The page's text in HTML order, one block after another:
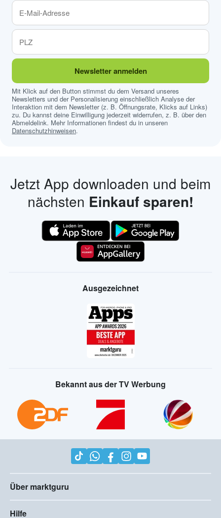
Newsletter anmelden
Mit Klick auf den Button stimmst du dem Versand unseres
Newsletters und der Personalisierung einschließlich Analyse der
Interaktion mit dem Newsletter (z. B. Öffnungsrate, Klicks auf Links)
zu. Du kannst deine Einwilligung jederzeit widerrufen, z. B. über den
Abmeldelink. Mehr Informationen findest du in unseren
Datenschutzhinweisen.
Jetzt App downloaden und beim
nächsten Einkauf sparen!
Ausgezeichnet
Bekannt aus der TV Werbung
Über marktguru
Hilfe